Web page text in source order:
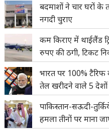
बदमाशों ने चार घरों
नगदी चुराए
कम किराए में थाईलैंड
रुपए की ठगी, टिकट
भारत पर 100% टैरिफ
तेल खरीदने वाले 5 देशों
पाकिस्तान-सऊदी-
हमला तीनों पर माना